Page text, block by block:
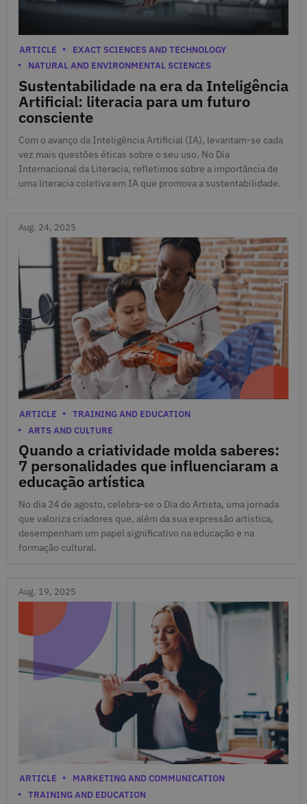
Sustentabilidade na era da Inteligência
Artificial: literacia para um futuro
consciente
Sept. 8, 2025
Categories
ARTICLE
EXACT SCIENCES AND TECHNOLOGY
NATURAL AND ENVIRONMENTAL SCIENCES
Com o avanço da Inteligência Artificial (IA), levantam-se cada
vez mais questões éticas sobre o seu uso. No Dia
Internacional da Literacia, refletimos sobre a importância de
uma literacia coletiva em IA que promova a sustentabilidade.
Aug. 24, 2025
Quando a criatividade molda saberes:
7 personalidades que influenciaram a
educação artística
Aug. 24, 2025
Categories
ARTICLE
TRAINING AND EDUCATION
ARTS AND CULTURE
No dia 24 de agosto, celebra-se o Dia do Artista, uma jornada
que valoriza criadores que, além da sua expressão artística,
desempenham um papel significativo na educação e na
formação cultural.
Aug. 19, 2025
Aug. 19, 2025
Categories
ARTICLE
MARKETING AND COMMUNICATION
TRAINING AND EDUCATION